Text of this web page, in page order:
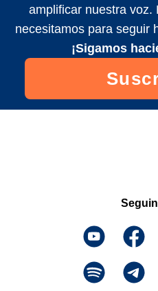
amplificar nuestra voz.
necesitamos para seguir
¡Sigamos